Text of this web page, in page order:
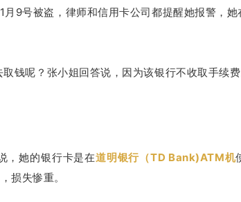
9号被盗，律师和信用卡公司都提醒她报警，
取钱呢？张小姐回答说，因为该银行不收取手续费
，她的银行卡是在道明银行（TD Bank)ATM机
损失惨重。